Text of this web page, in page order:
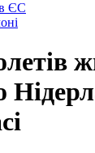
ЄС